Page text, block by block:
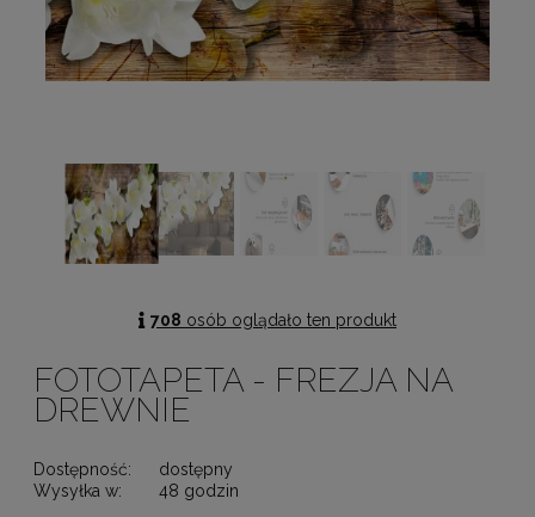
708 osób oglądało ten produkt
FOTOTAPETA - FREZJA NA
DREWNIE
Dostępność:
dostępny
Wysyłka w:
48 godzin